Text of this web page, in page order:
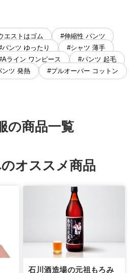
エストはゴム
#伸縮性 パンツ
パンツ ゆったり
#シャツ 薄手
ライン ワンピース
#パンツ 起毛
ンツ 発熱
#プルオーバー コットン
の商品一覧
オススメ商品
石川酒造場の元祖もろみ